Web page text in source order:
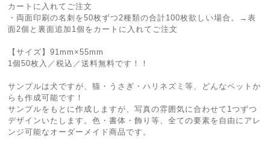
カートに入れてご注文
・両面印刷の名刺を50枚ずつ2種類の合計100枚欲しい場合。→表
面2個と裏面追加1個をカートに入れてご注文
【サイズ】91mm×55mm
1個50枚入／税込／送料無料です！！
サンプルは犬ですが、猫・うさぎ・ハリネズミ等、どんなペットか
らも作成可能です！
サンプルをもとに作成しますが、写真の雰囲気に合わせて1つずつ
デザインいたします。色・書体・飾り等、全ての要素を自由にアレ
ンジ可能なオーダーメイド商品です。